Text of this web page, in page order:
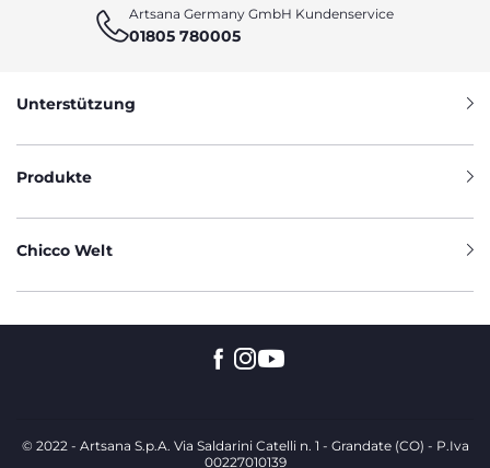
Artsana Germany GmbH Kundenservice
01805 780005
Unterstützung
Produkte
Chicco Welt
© 2022 - Artsana S.p.A. Via Saldarini Catelli n. 1 - Grandate (CO) - P.Iva
00227010139